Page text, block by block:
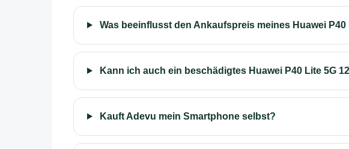
Was beeinflusst den Ankaufspreis meines Huawei P40
Kann ich auch ein beschädigtes Huawei P40 Lite 5G
Kauft Adevu mein Smartphone selbst?